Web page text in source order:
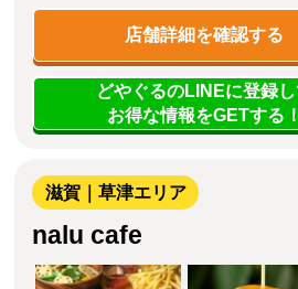
店舗詳細を確認する
どやぐるのLINEに登録し
お得な情報をGETする！
滋賀｜草津エリア
nalu cafe